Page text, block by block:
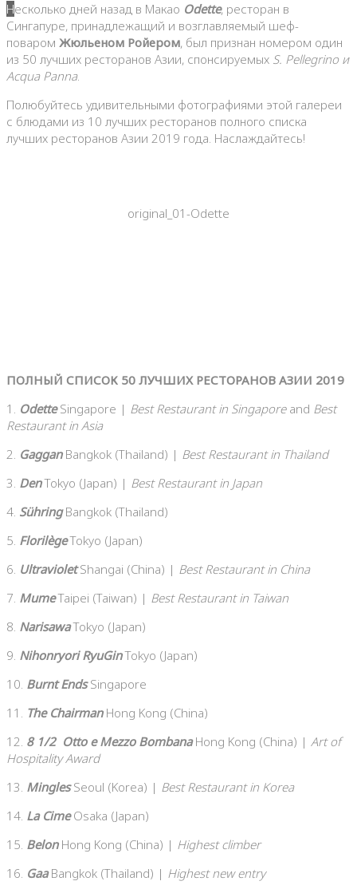
Несколько дней назад в Макао Odette, ресторан в
Сингапуре, принадлежащий и возглавляемый шеф-
поваром Жюльеном Ройером, был признан номером один
из 50 лучших ресторанов Азии, спонсируемых S. Pellegrino и
Acqua Panna.
Полюбуйтесь удивительными фотографиями этой галереи
с блюдами из 10 лучших ресторанов полного списка
лучших ресторанов Азии 2019 года. Наслаждайтесь!
original_01-Odette
ПОЛНЫЙ СПИСОК 50 ЛУЧШИХ РЕСТОРАНОВ АЗИИ 2019
1. Odette Singapore | Best Restaurant in Singaporeand Best
Restaurant in Asia
2. Gaggan Bangkok (Thailand) | Best Restaurant in Thailand
3. Den Tokyo (Japan) | Best Restaurant in Japan
4. Sühring Bangkok (Thailand)
5. Florilège Tokyo (Japan)
6. Ultraviolet Shangai (China) | Best Restaurant in China
7. MumeTaipei (Taiwan) | Best Restaurant in Taiwan
8. NarisawaTokyo (Japan)
9. Nihonryori RyuGinTokyo (Japan)
10. Burnt EndsSingapore
11. The ChairmanHong Kong (China)
12. 8 1/2 Otto e Mezzo BombanaHong Kong (China) | Art of
Hospitality Award
13. MinglesSeoul (Korea) | Best Restaurant in Korea
14. La CimeOsaka (Japan)
15. BelonHong Kong (China) | Highest climber
16. GaaBangkok (Thailand) | Highest new entry